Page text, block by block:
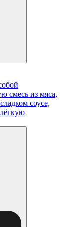
смесь из мяса,
соусе,